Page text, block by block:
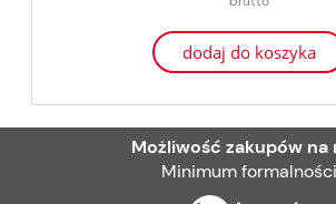
dodaj do koszyka
Możliwość zakupów na
Minimum formalności